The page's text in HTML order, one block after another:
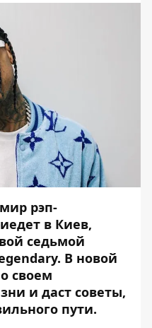
рэп-
в Киев,
седьмой
В новой
своем
и даст советы,
пути.